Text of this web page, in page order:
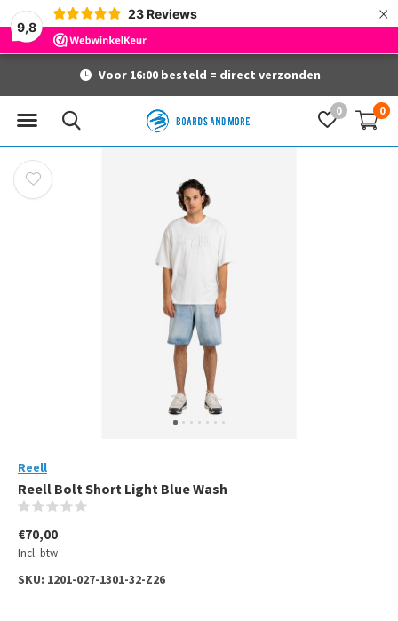
9,8
23 Reviews ×
0 0
Voor 16:00 besteld = direct verzonden
Reell
Reell Bolt Short Light Blue Wash
€70,00
Incl. btw
SKU: 1201-027-1301-32-Z26